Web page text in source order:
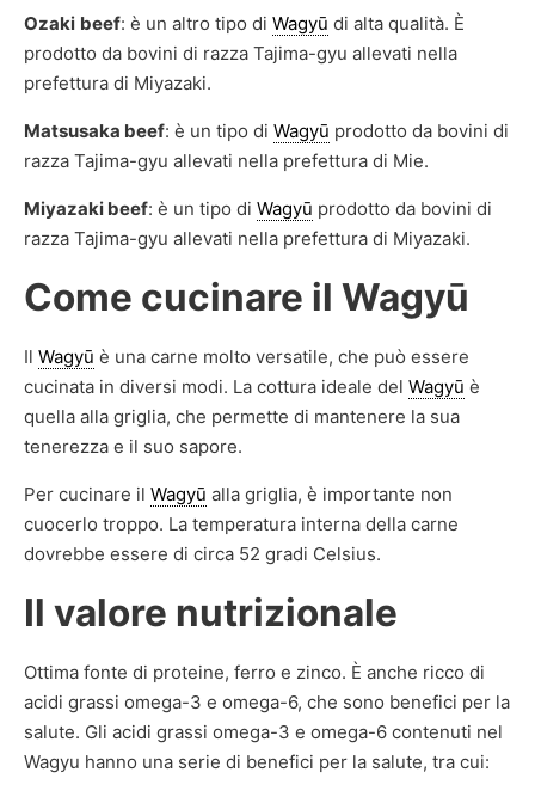
Ozaki beef: è un altro tipo di Wagyū di alta qualità. È
prodotto da bovini di razza Tajima-gyu allevati nella
prefettura di Miyazaki.
Matsusaka beef: è un tipo di Wagyū prodotto da bovini di
razza Tajima-gyu allevati nella prefettura di Mie.
Miyazaki beef: è un tipo di Wagyū prodotto da bovini di
razza Tajima-gyu allevati nella prefettura di Miyazaki.
Come cucinare il Wagyū
Il Wagyū è una carne molto versatile, che può essere
cucinata in diversi modi. La cottura ideale del Wagyū è
quella alla griglia, che permette di mantenere la sua
tenerezza e il suo sapore.
Per cucinare il Wagyū alla griglia, è importante non
cuocerlo troppo. La temperatura interna della carne
dovrebbe essere di circa 52 gradi Celsius.
Il valore nutrizionale
Ottima fonte di proteine, ferro e zinco. È anche ricco di
acidi grassi omega-3 e omega-6, che sono benefici per la
salute. Gli acidi grassi omega-3 e omega-6 contenuti nel
Wagyu hanno una serie di benefici per la salute, tra cui: